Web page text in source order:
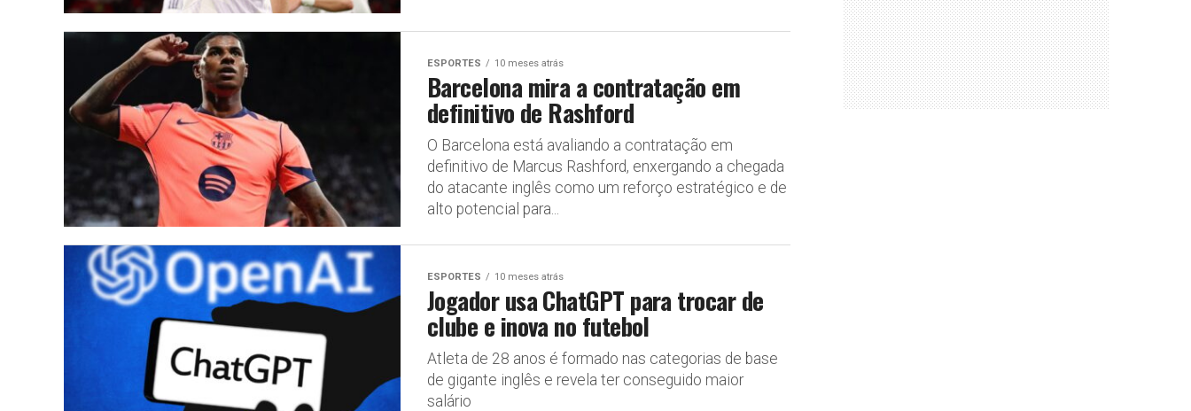
ESPORTES 10 meses atrás
Barcelona mira a contratação em
definitivo de Rashford
O Barcelona está avaliando a contratação em
definitivo de Marcus Rashford, enxergando a chegada
do atacante inglês como um reforço estratégico e de
alto potencial para...
ESPORTES 10 meses atrás
Jogador usa ChatGPT para trocar de
clube e inova no futebol
Atleta de 28 anos é formado nas categorias de base
de gigante inglês e revela ter conseguido maior
salário